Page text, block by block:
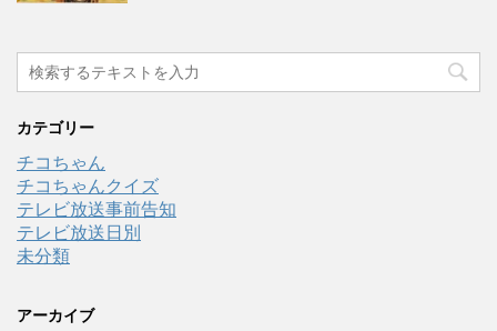
カテゴリー
チコちゃん
チコちゃんクイズ
テレビ放送事前告知
テレビ放送日別
未分類
アーカイブ